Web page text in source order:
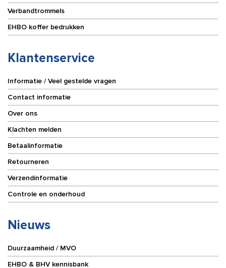
Verbandtrommels
EHBO koffer bedrukken
Klantenservice
Informatie / Veel gestelde vragen
Contact informatie
Over ons
Klachten melden
Betaalinformatie
Retourneren
Verzendinformatie
Controle en onderhoud
Nieuws
Duurzaamheid / MVO
EHBO & BHV kennisbank